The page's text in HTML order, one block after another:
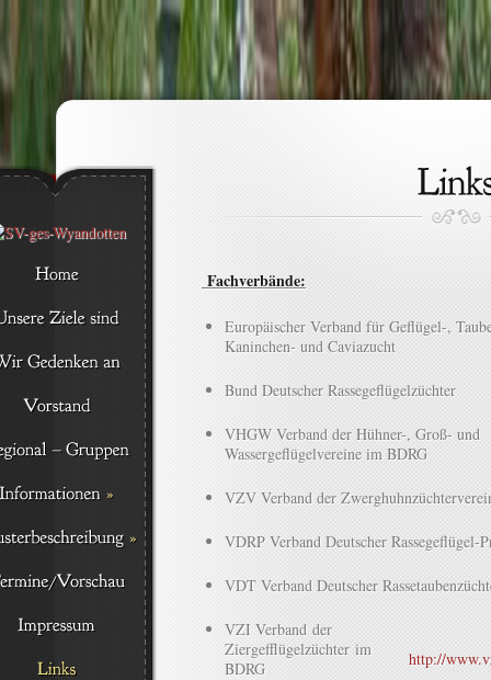
Fachverbände:
Europäischer Verband für Geflügel-,
Kaninchen- und Caviazucht
Bund Deutscher Rassegeflügelzüchter
VHGW Verband der Hühner-, Groß- und
Wassergeflügelvereine im BDRG
VZV Verband der
VDRP Verband Deutscher Rassegeflügel-
VDT Verband Deutscher
VZI Verband der
Ziergefflügelzüchter im
BDRG
http://